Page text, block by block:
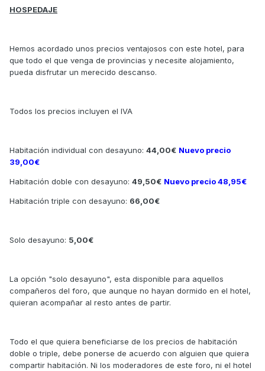
HOSPEDAJE
Hemos acordado unos precios ventajosos con este hotel, para
que todo el que venga de provincias y necesite alojamiento,
pueda disfrutar un merecido descanso.
Todos los precios incluyen el IVA
Habitación individual con desayuno: 44,00€ Nuevo precio
39,00€
Habitación doble con desayuno: 49,50€ Nuevo precio 48,95€
Habitación triple con desayuno: 66,00€
Solo desayuno: 5,00€
La opción "solo desayuno", esta disponible para aquellos
compañeros del foro, que aunque no hayan dormido en el hotel,
quieran acompañar al resto antes de partir.
Todo el que quiera beneficiarse de los precios de habitación
doble o triple, debe ponerse de acuerdo con alguien que quiera
compartir habitación. Ni los moderadores de este foro, ni el hotel